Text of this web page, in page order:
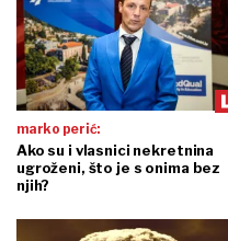
marko perić:
Ako su i vlasnici nekretnina
ugroženi, što je s onima bez
njih?